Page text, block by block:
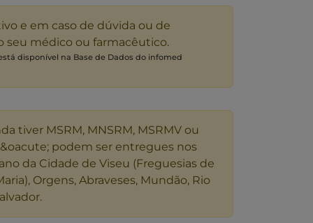
e em caso de dúvida ou de
seu médico ou farmacêutico.
disponível na Base de Dados do infomed
tiver MSRM, MNSRM, MSRMV ou
podem ser entregues nos
da Cidade de Viseu (Freguesias de
Orgens, Abraveses, Mundão, Rio